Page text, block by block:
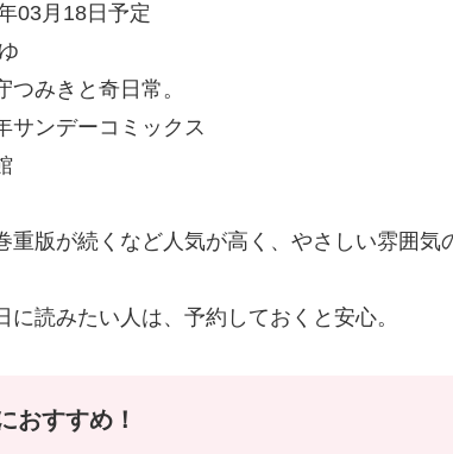
03月18日予定
つみきと奇日常。
サンデーコミックス
重版が続くなど人気が高く、やさしい雰囲
に読みたい人は、予約しておくと安心。
おすすめ！